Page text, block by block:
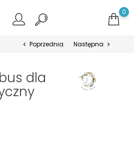
0
chevron_left Poprzednia Następna chevron_right
dla